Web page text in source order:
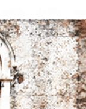
Español